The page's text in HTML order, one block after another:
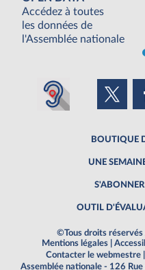
Accédez à toutes
les données de
l'Assemblée nationale
BOUTIQUE
UNE
OUTIL
©Tous droits
Mentions légales
Contacter le webmestre
Assemblée nationale - 126